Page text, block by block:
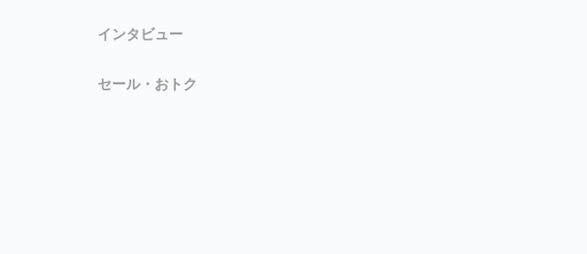
インタビュー
セール・おトク